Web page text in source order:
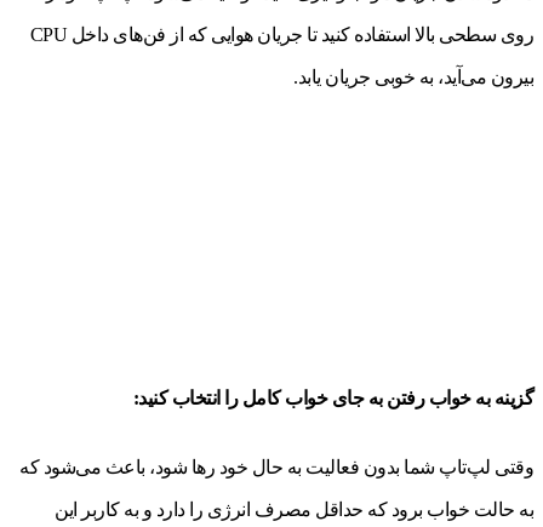
روی سطحی بالا استفاده کنید تا جریان هوایی که از فن‌های داخل CPU
بیرون می‌آید، به خوبی جریان یابد.
گزینه به خواب رفتن به جای خواب کامل را انتخاب کنید:
وقتی لپ‌تاپ شما بدون فعالیت به حال خود رها شود، باعث می‌شود که
به حالت خواب برود که حداقل مصرف انرژی را دارد و به کاربر این